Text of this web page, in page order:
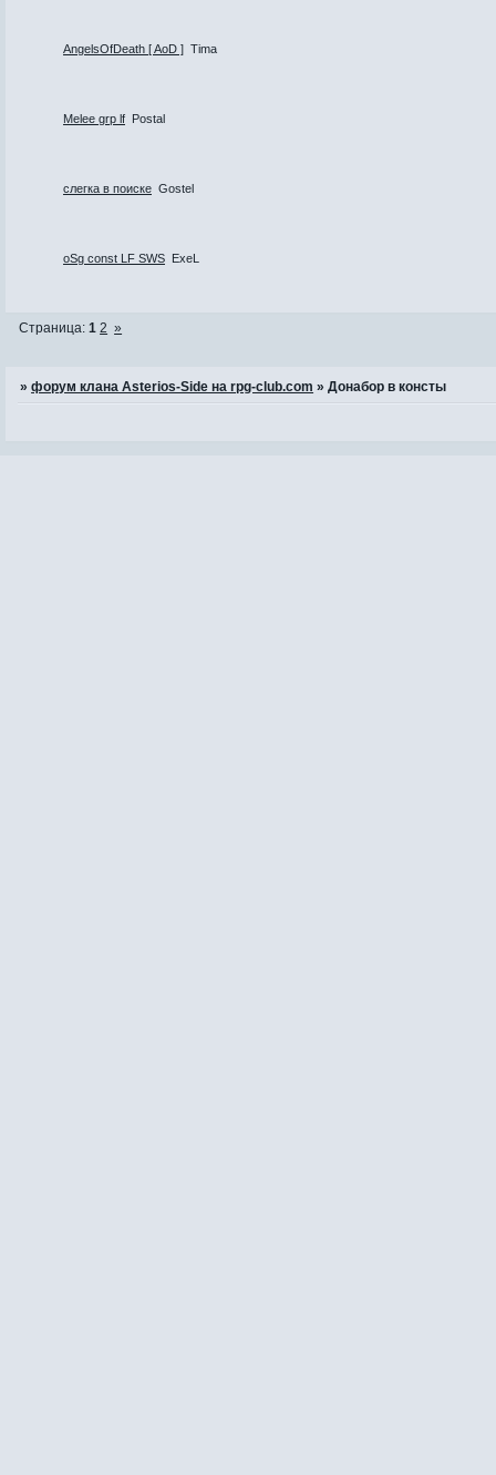
AngelsOfDeath [ AoD ] Tima
Melee grp lf Postal
слегка в поиске Gostel
oSg const LF SWS ExeL
Страница:1 2 »
»форум клана Asterios-Side на rpg-club.com »Донабор в консты